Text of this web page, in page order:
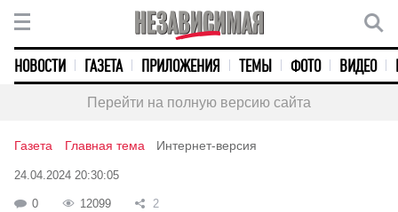
НОВОСТИ ГАЗЕТА ПРИЛОЖЕНИЯ ТЕМЫ ФОТО ВИДЕО
Перейти на полную версию сайта
Газета Главная тема Интернет-версия
24.04.2024 20:30:05
0 12099 2